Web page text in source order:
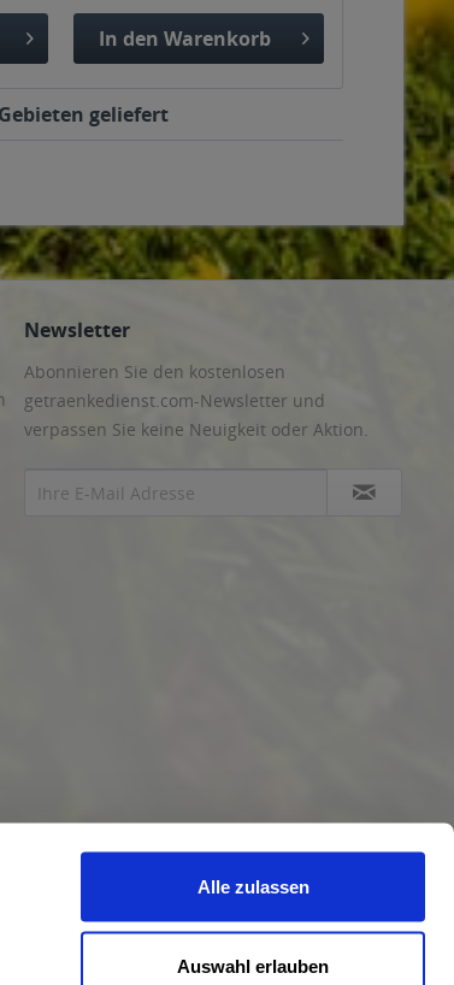
Alle zulassen
Auswahl erlauben
In den Warenkorb
geliefert
Newsletter
Abonnieren Sie den kostenlosen
getraenkedienst.com-Newsletter und
verpassen Sie keine Neuigkeit oder Aktion.